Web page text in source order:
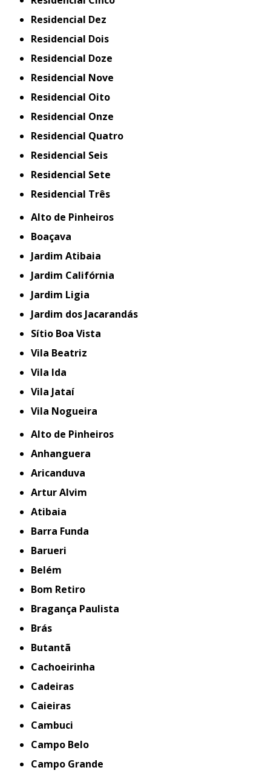
Residencial Dez
Residencial Dois
Residencial Doze
Residencial Nove
Residencial Oito
Residencial Onze
Residencial Quatro
Residencial Seis
Residencial Sete
Residencial Três
Alto de Pinheiros
Boaçava
Jardim Atibaia
Jardim Califórnia
Jardim Ligia
Jardim dos Jacarandás
Sítio Boa Vista
Vila Beatriz
Vila Ida
Vila Jataí
Vila Nogueira
Alto de Pinheiros
Anhanguera
Aricanduva
Artur Alvim
Atibaia
Barra Funda
Barueri
Belém
Bom Retiro
Bragança Paulista
Brás
Butantã
Cachoeirinha
Cadeiras
Caieiras
Cambuci
Campo Belo
Campo Grande